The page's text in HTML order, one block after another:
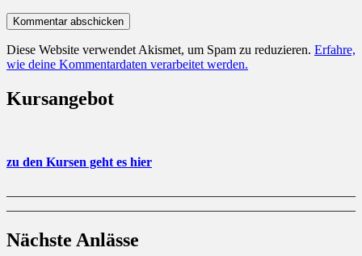
Diese Website verwendet Akismet, um Spam zu reduzieren. Erfahre,
wie deine Kommentardaten verarbeitet werden.
Kursangebot
zu den Kursen geht es hier
Nächste Anlässe